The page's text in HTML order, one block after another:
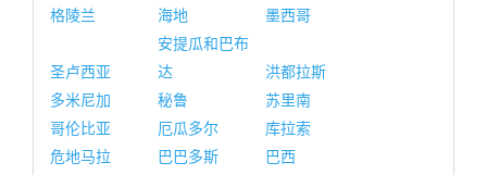
格陵兰
海地 墨西哥
圣卢西亚
安提瓜和巴布
达
洪都拉斯
多米尼加
秘鲁
苏里南
哥伦比亚
厄瓜多尔
库拉索
危地马拉
巴巴多斯
巴西